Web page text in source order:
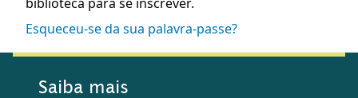
biblioteca para se inscrever.
Esqueceu-se da sua palavra-passe?
Saiba mais